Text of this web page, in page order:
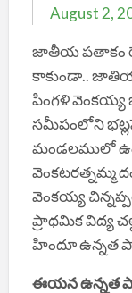
August 2,
జాతీయ పతాకం
కాకుండా..
పింగళి వెంకయ్య
సమీపంలోని
మండలములో
వెంకటరత్నమ్మ
వెంకయ్య
ప్రాధమిక విద్య
హిందూ ఉన్నత
ఈయన ఉన్నత